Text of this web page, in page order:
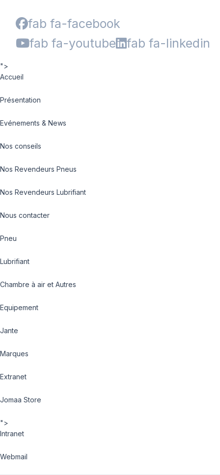
fab fa-facebook
fab fa-youtube
fab fa-linkedin
">
Accueil
Présentation
Evénements & News
Nos conseils
Nos Revendeurs Pneus
Nos Revendeurs Lubrifiant
Nous contacter
Pneu
Lubrifiant
Chambre à air et Autres
Equipement
Jante
Marques
Extranet
Jomaa Store
">
Intranet
Webmail